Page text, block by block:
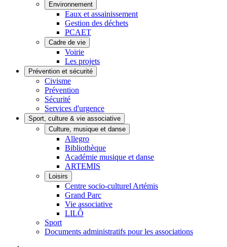
Environnement
Eaux et assainissement
Gestion des déchets
PCAET
Cadre de vie
Voirie
Les projets
Prévention et sécurité
Civisme
Prévention
Sécurité
Services d'urgence
Sport, culture & vie associative
Culture, musique et danse
Allegro
Bibliothèque
Académie musique et danse
ARTEMIS
Loisirs
Centre socio-culturel Artémis
Grand Parc
Vie associative
LILÔ
Sport
Documents administratifs pour les associations